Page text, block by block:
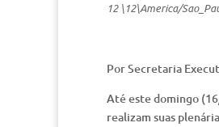
12 \12\America/
Por Secretaria
Até este domingo
realizam suas